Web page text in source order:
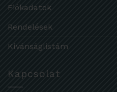
Fiókadatok
Rendelések
Kívánságlistám
Kapcsolat